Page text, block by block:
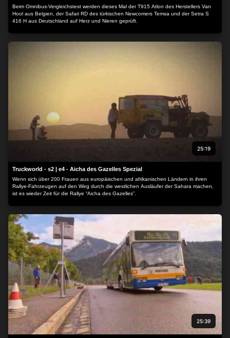
Beim Omnibus-Vergleichstest werden dieses Mal der T915 Atlon des Herstellers Van
Hool aus Belgien, der Safari RD des türkischen Newcomers Temsa und der Setra S
416 H aus Deutschland auf Herz und Nieren geprüft.
25:19
Truckworld - s2 | e4 - Aicha des Gazelles Spezial
Wenn sich über 200 Frauen aus europäischen und afrikanischen Ländern in ihren
Rallye-Fahrzeugen auf den Weg durch die westlichen Ausläufer der Sahara machen,
ist es wieder Zeit für die Rallye “Aicha des Gazelles”.
25:39